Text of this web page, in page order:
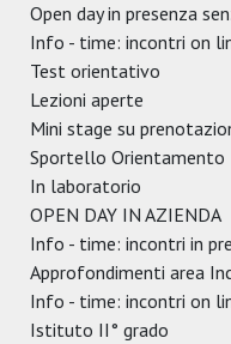
Open day in presenza
Info - time: incontri on
Test orientativo
Lezioni aperte
Mini stage su
Sportello Orientamento
In laboratorio
OPEN DAY IN AZIENDA
Info - time: incontri in
Approfondimenti area
Info - time: incontri on
Istituto II° grado